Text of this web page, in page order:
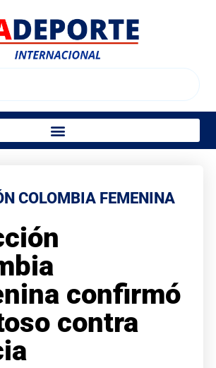
COLOMBIA FEMENINA
confirmó
contra